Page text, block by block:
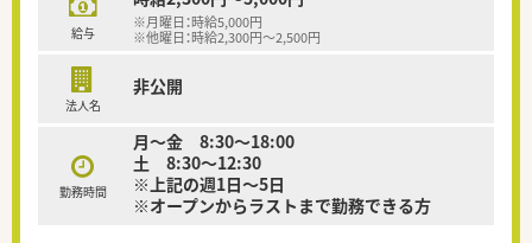
給与
※月曜日：時給5,000円
※他曜日：時給2,300円～2,500円
法人名
非公開
勤務時間
月～金 8:30～18:00
土 8:30～12:30
※上記の週1日～5日
※オープンからラストまで勤務できる方